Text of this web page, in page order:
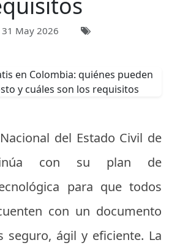
31 May 2026
del Estado Civil de
con su plan de
para que todos
con un documento
seguro, ágil y eficiente. La